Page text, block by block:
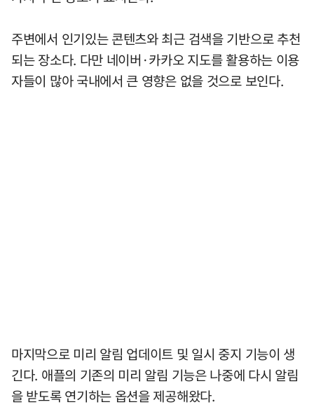
주변에서 인기있는 콘텐츠와 최근 검색을 기반으로 추천
되는 장소다. 다만 네이버·카카오 지도를 활용하는 이용
자들이 많아 국내에서 큰 영향은 없을 것으로 보인다.
마지막으로 미리 알림 업데이트 및 일시 중지 기능이 생
긴다. 애플의 기존의 미리 알림 기능은 나중에 다시 알림
을 받도록 연기하는 옵션을 제공해왔다.